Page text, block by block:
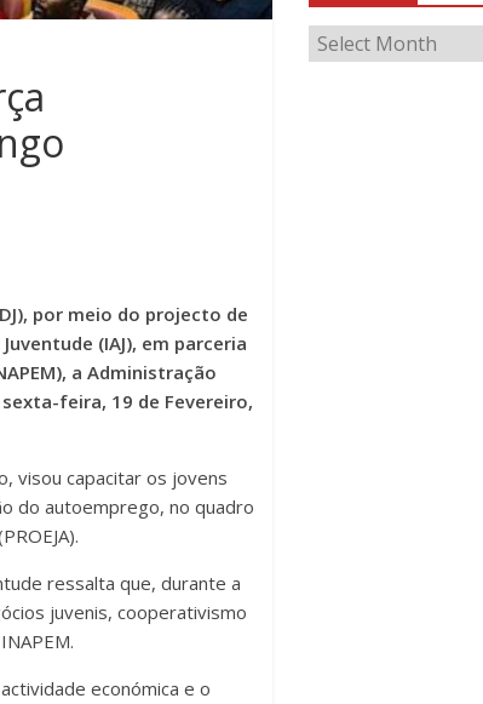
por meio do projecto de
(IAJ), em parceria
a Administração
feira, 19 de Fevereiro,
visou capacitar os jovens
do autoemprego, no quadro
ressalta que, durante a
juvenis, cooperativismo
económica e o